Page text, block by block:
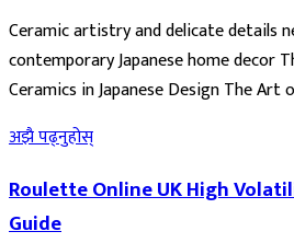
Ceramic artistry and delicate details
contemporary Japanese home decor
Ceramics in Japanese Design The
अझै पढ्नुहोस्
Roulette Online UK High
Guide